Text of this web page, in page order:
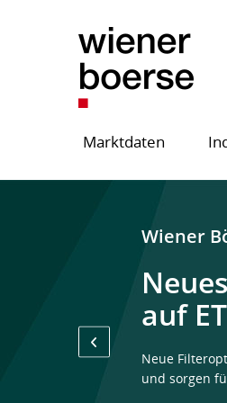
Marktdaten
Wiener
auf
Neue
und sorgen